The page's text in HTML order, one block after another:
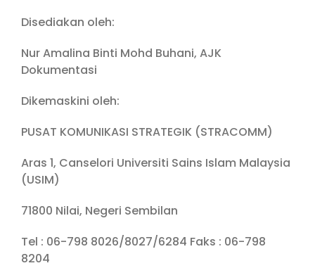
Disediakan oleh:
Nur Amalina Binti Mohd Buhani, AJK
Dokumentasi
Dikemaskini oleh:
PUSAT KOMUNIKASI STRATEGIK (STRACOMM)
Aras 1, Canselori Universiti Sains Islam Malaysia
(USIM)
71800 Nilai, Negeri Sembilan
Tel : 06-798 8026/8027/6284 Faks : 06-798
8204